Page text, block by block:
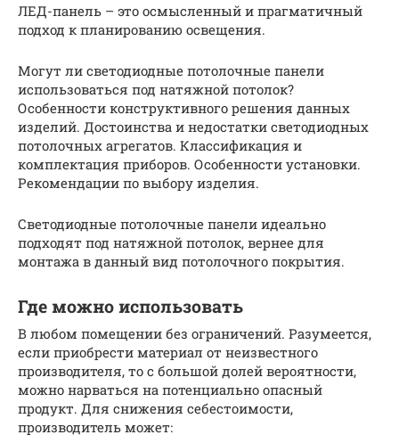
ЛЕД-панель – это осмысленный и прагматичный
подход к планированию освещения.
Могут ли светодиодные потолочные панели
использоваться под натяжной потолок?
Особенности конструктивного решения данных
изделий. Достоинства и недостатки светодиодных
потолочных агрегатов. Классификация и
комплектация приборов. Особенности установки.
Рекомендации по выбору изделия.
Светодиодные потолочные панели идеально
подходят под натяжной потолок, вернее для
монтажа в данный вид потолочного покрытия.
Где можно использовать
В любом помещении без ограничений. Разумеется,
если приобрести материал от неизвестного
производителя, то с большой долей вероятности,
можно нарваться на потенциально опасный
продукт. Для снижения себестоимости,
производитель может: